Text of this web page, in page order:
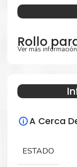
Rollo
Rollo
Ver más
A Cerca
ESTADO